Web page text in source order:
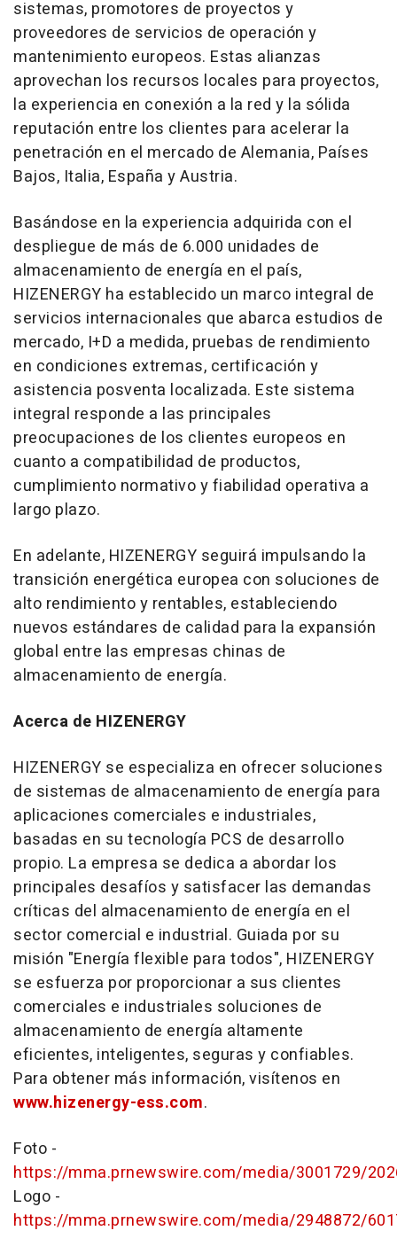
sistemas, promotores de proyectos y
proveedores de servicios de operación y
mantenimiento europeos. Estas alianzas
aprovechan los recursos locales para proyectos,
la experiencia en conexión a la red y la sólida
reputación entre los clientes para acelerar la
penetración en el mercado de Alemania, Países
Bajos, Italia, España y Austria.
Basándose en la experiencia adquirida con el
despliegue de más de 6.000 unidades de
almacenamiento de energía en el país,
HIZENERGY ha establecido un marco integral de
servicios internacionales que abarca estudios de
mercado, I+D a medida, pruebas de rendimiento
en condiciones extremas, certificación y
asistencia posventa localizada. Este sistema
integral responde a las principales
preocupaciones de los clientes europeos en
cuanto a compatibilidad de productos,
cumplimiento normativo y fiabilidad operativa a
largo plazo.
En adelante, HIZENERGY seguirá impulsando la
transición energética europea con soluciones de
alto rendimiento y rentables, estableciendo
nuevos estándares de calidad para la expansión
global entre las empresas chinas de
almacenamiento de energía.
Acerca de HIZENERGY
HIZENERGY se especializa en ofrecer soluciones
de sistemas de almacenamiento de energía para
aplicaciones comerciales e industriales,
basadas en su tecnología PCS de desarrollo
propio. La empresa se dedica a abordar los
principales desafíos y satisfacer las demandas
críticas del almacenamiento de energía en el
sector comercial e industrial. Guiada por su
misión "Energía flexible para todos", HIZENERGY
se esfuerza por proporcionar a sus clientes
comerciales e industriales soluciones de
almacenamiento de energía altamente
eficientes, inteligentes, seguras y confiables.
Para obtener más información, visítenos en
www.hizenergy-ess.com.
Foto -
https://mma.prnewswire.com/media/3001729/
Logo -
https://mma.prnewswire.com/media/2948872/